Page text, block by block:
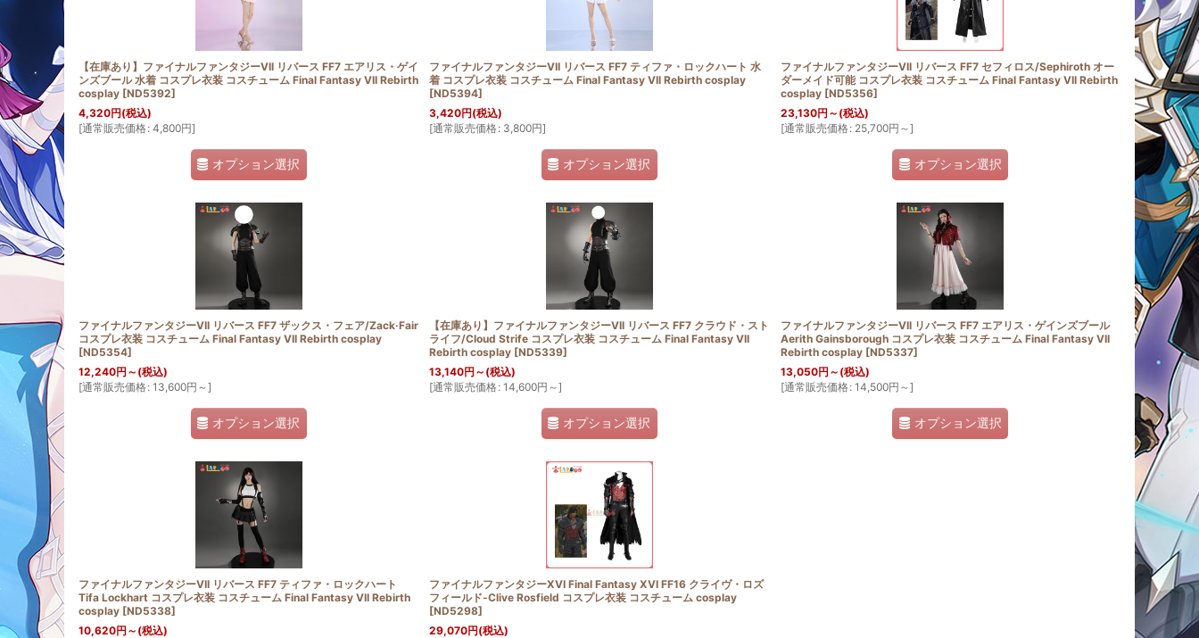
【在庫あり】ファイナルファンタジーVII リバース FF7 エアリス・ゲイ
ンズブール 水着 コスプレ衣装 コスチューム Final Fantasy VII Rebirth
cosplay [ND5392]
4,320円(税込)
[通常販売価格: 4,800円]
オプション選択
ファイナルファンタジーVII リバース FF7 ティファ・ロックハート 水
着 コスプレ衣装 コスチューム Final Fantasy VII Rebirth cosplay
[ND5394]
3,420円(税込)
[通常販売価格: 3,800円]
オプション選択
ファイナルファンタジーVII リバース FF7 セフィロス/Sephiroth オー
ダーメイド可能 コスプレ衣装 コスチューム Final Fantasy VII Rebirth
cosplay [ND5356]
23,130円 ～ (税込)
[通常販売価格: 25,700円 ～]
オプション選択
ファイナルファンタジーVII リバース FF7 ザックス・フェア/Zack·Fair
コスプレ衣装 コスチューム Final Fantasy VII Rebirth cosplay
[ND5354]
12,240円 ～ (税込)
[通常販売価格: 13,600円 ～]
オプション選択
【在庫あり】ファイナルファンタジーVII リバース FF7 クラウド・スト
ライフ/Cloud Strife コスプレ衣装 コスチューム Final Fantasy VII
Rebirth cosplay [ND5339]
13,140円 ～ (税込)
[通常販売価格: 14,600円 ～]
オプション選択
ファイナルファンタジーVII リバース FF7 エアリス・ゲインズブール
Aerith Gainsborough コスプレ衣装 コスチューム Final Fantasy VII
Rebirth cosplay [ND5337]
13,050円 ～ (税込)
[通常販売価格: 14,500円 ～]
オプション選択
ファイナルファンタジーVII リバース FF7 ティファ・ロックハート
Tifa Lockhart コスプレ衣装 コスチューム Final Fantasy VII Rebirth
cosplay [ND5338]
10,620円 ～ (税込)
ファイナルファンタジーXVI Final Fantasy XVI FF16 クライヴ・ロズ
フィールド-Clive Rosfield コスプレ衣装 コスチューム cosplay
[ND5298]
29,070円(税込)